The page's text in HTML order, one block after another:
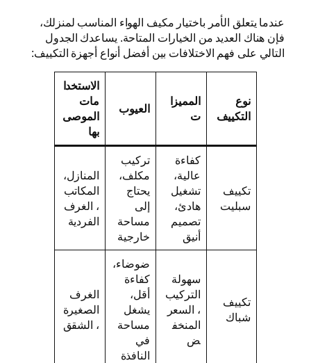
عندما يتعلق الأمر باختيار مكيف الهواء المناسب لمنزلك،
فإن هناك العديد من الخيارات المتاحة. يساعدك الجدول
التالي على فهم الاختلافات بين أفضل أنواع أجهزة التكييف:
نوع
التكييف
المميزا
ت
العيوب
الاستخدا
مات
الموصى
بها
تكييف
سبليت
كفاءة
عالية،
تشغيل
هادئ،
تصميم
أنيق
تركيب
مكلف،
يحتاج
إلى
مساحة
خارجية
المنازل،
المكاتب
، الغرف
الفردية
تكييف
شباك
سهولة
التركيب
، السعر
المنخف
ض
ضوضاء،
كفاءة
أقل،
يشغل
مساحة
في
النافذة
الغرف
الصغيرة
، الشقق